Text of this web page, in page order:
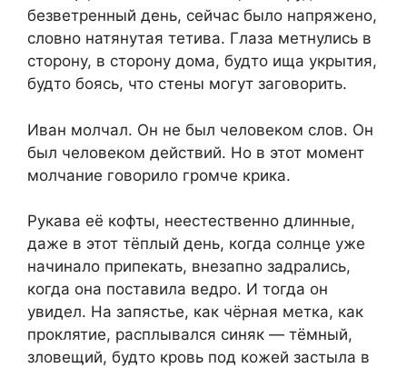
безветренный день, сейчас было напряжено,
словно натянутая тетива. Глаза метнулись в
сторону, в сторону дома, будто ища укрытия,
будто боясь, что стены могут заговорить.
Иван молчал. Он не был человеком слов. Он
был человеком действий. Но в этот момент
молчание говорило громче крика.
Рукава её кофты, неестественно длинные,
даже в этот тёплый день, когда солнце уже
начинало припекать, внезапно задрались,
когда она поставила ведро. И тогда он
увидел. На запястье, как чёрная метка, как
проклятие, расплывался синяк — тёмный,
зловещий, будто кровь под кожей застыла в